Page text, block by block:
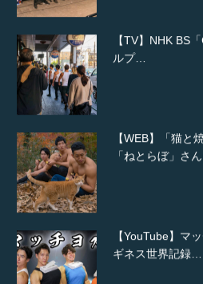
【TV】NHK BS
ルプ…
【WEB】「猫と
「ねとらぼ」さ
【YouTube】マ
ギネス世界記録…